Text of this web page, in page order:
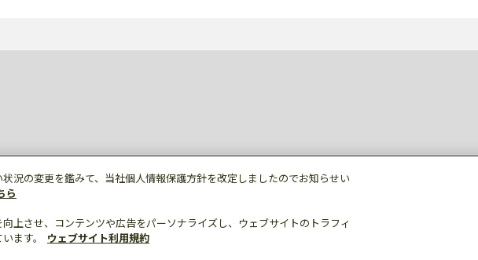
況の変更を鑑みて、当社個人情報保護方針を改定しましたのでお知らせい
ら
上させ、コンテンツや広告をパーソナライズし、ウェブサイトのトラフィ
ます。
ウェブサイト利用規約